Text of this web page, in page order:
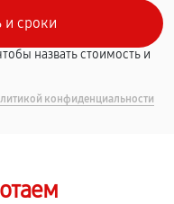
назвать стоимость и
конфиденциальности